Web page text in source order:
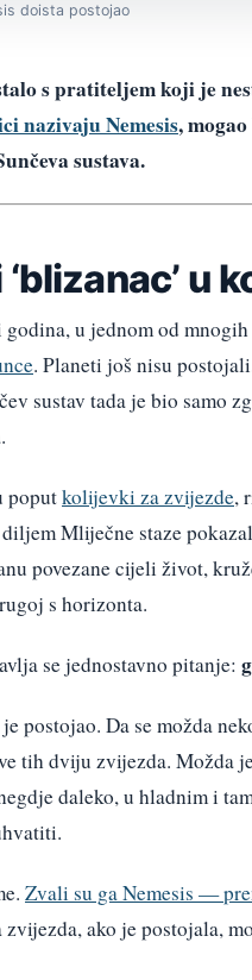
doista postojao
s pratiteljem koji je
nazivaju Nemesis,
sustava.
u
u jednom od
. Planeti još nisu
sustav tada je bio samo
poputkolijevki za zvijezde,
Mliječne staze
povezane cijeli život,
s horizonta.
se jednostavno pitanje:
postojao. Da se možda
tih dviju zvijezda. Možda
daleko, u hladnim i
Zvali su ga Nemesis —
zvijezda, ako je postojala,